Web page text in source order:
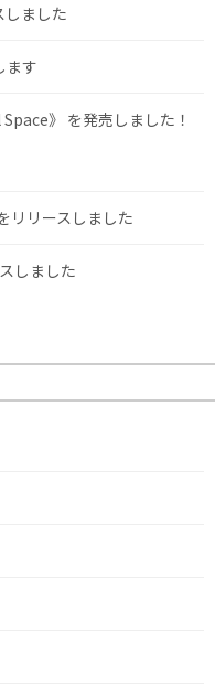
しました
ます
》 を発売しました！
リリースしました
しました